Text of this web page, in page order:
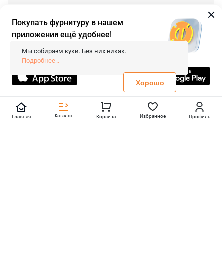
© 2026 «FieraShop.ru»
Сопровождение сайта
- Вебформат.
Все права защищены.
Не является публичной офертой
Политика конфиденциальности
Главная Каталог Корзина Избранное Профиль
Покупать фурнитуру в нашем
приложении ещё удобнее!
Мы собираем куки. Без них никак.
Подробнее...
Хорошо